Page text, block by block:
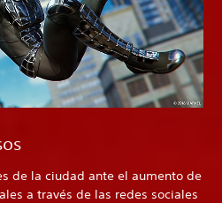
de la ciudad ante el aumento de
a través de las redes sociales